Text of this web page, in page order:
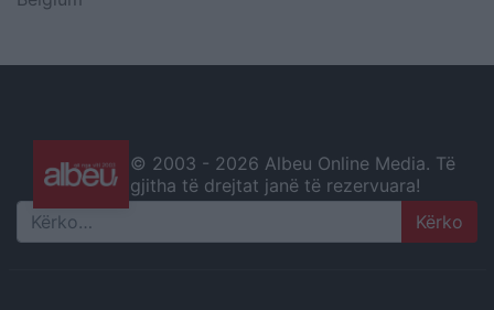
© 2003 - 2026 Albeu Online Media. Të
gjitha të drejtat janë të rezervuara!
Search